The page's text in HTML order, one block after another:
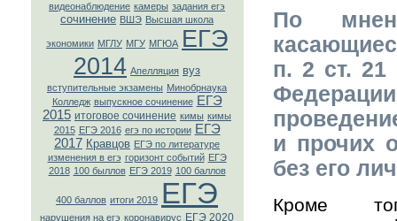
видеонаблюдение камеры задания егэ
сочинение ВШЭ Высшая школа
экономики МГЛУ МГУ МГЮА ЕГЭ
2014 Апелляция вуз
вступительные экзамены Минобрнаука
Колледж выпускное сочинение ЕГЭ
2015 итоговое сочинение кимы кимы
2015 ЕГЭ 2016 егэ по истории ЕГЭ
2017 Кравцов ЕГЭ по литературе
изменения в егэ горизонт событий ЕГЭ
2018 100 быллов ЕГЭ 2019 100 баллов
400 баллов итоги 2019 ЕГЭ
нарушения на егэ коронавирус ЕГЭ 2020
По
п. 2 ст. 21
и прочих
без его
Кроме